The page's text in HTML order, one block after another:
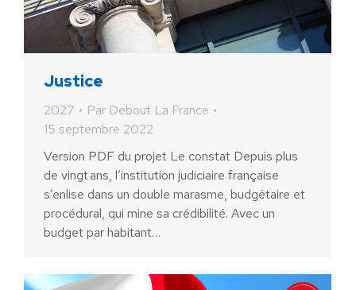
Justice
2027 Par Debout La France
15 septembre 2022
Version PDF du projet Le constat Depuis plus
de vingt ans, l’institution judiciaire française
s’enlise dans un double marasme, budgétaire et
procédural, qui mine sa crédibilité. Avec un
budget par habitant…